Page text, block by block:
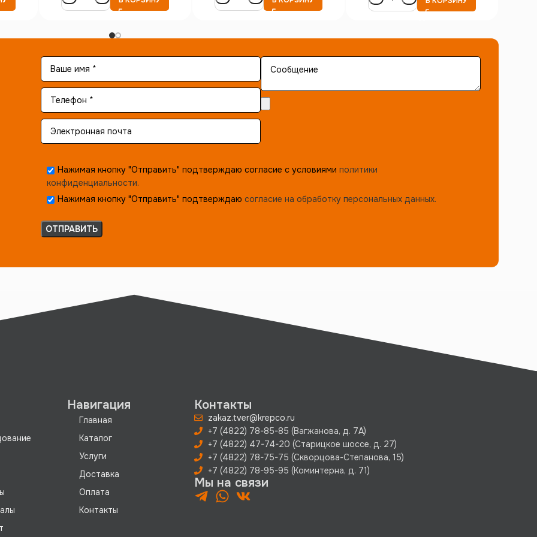
Нажимая кнопку "Отправить" подтверждаю согласие с условиямиполитики
конфиденциальности.
Нажимая кнопку "Отправить" подтверждаюсогласие на обработку персональных данных.
Навигация
Главная
Каталог
Услуги
Доставка
Оплата
Контакты
Контакты
zakaz.tver@krepco.ru
+7 (4822) 78-85-85 (Вагжанова, д. 7А)
+7 (4822) 47-74-20 (Старицкое шоссе, д. 27)
+7 (4822) 78-75-75 (Скворцова-Степанова, 15)
+7 (4822) 78-95-95 (Коминтерна, д. 71)
Мы на связи